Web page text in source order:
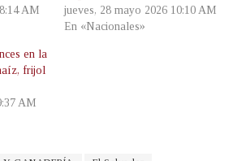
AM
jueves, 28 mayo 2026 10:10 AM
En «Nacionales»
en la
frijol
AM